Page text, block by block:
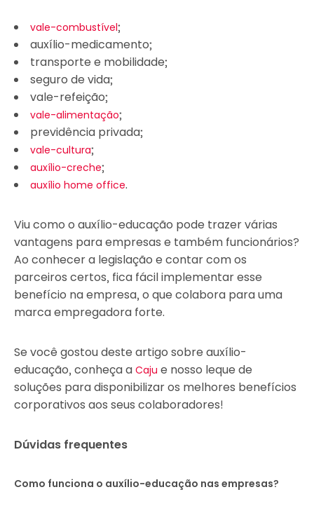
vale-combustível;
auxílio-medicamento;
transporte e mobilidade;
seguro de vida;
vale-refeição;
vale-alimentação;
previdência privada;
vale-cultura;
auxílio-creche;
auxílio home office.
Viu como o auxílio-educação pode trazer várias
vantagens para empresas e também funcionários?
Ao conhecer a legislação e contar com os
parceiros certos, fica fácil implementar esse
benefício na empresa, o que colabora para uma
marca empregadora forte.
Se você gostou deste artigo sobre auxílio-
educação, conheça a Caju e nosso leque de
soluções para disponibilizar os melhores benefícios
corporativos aos seus colaboradores!
Dúvidas frequentes
Como funciona o auxílio-educação nas empresas?